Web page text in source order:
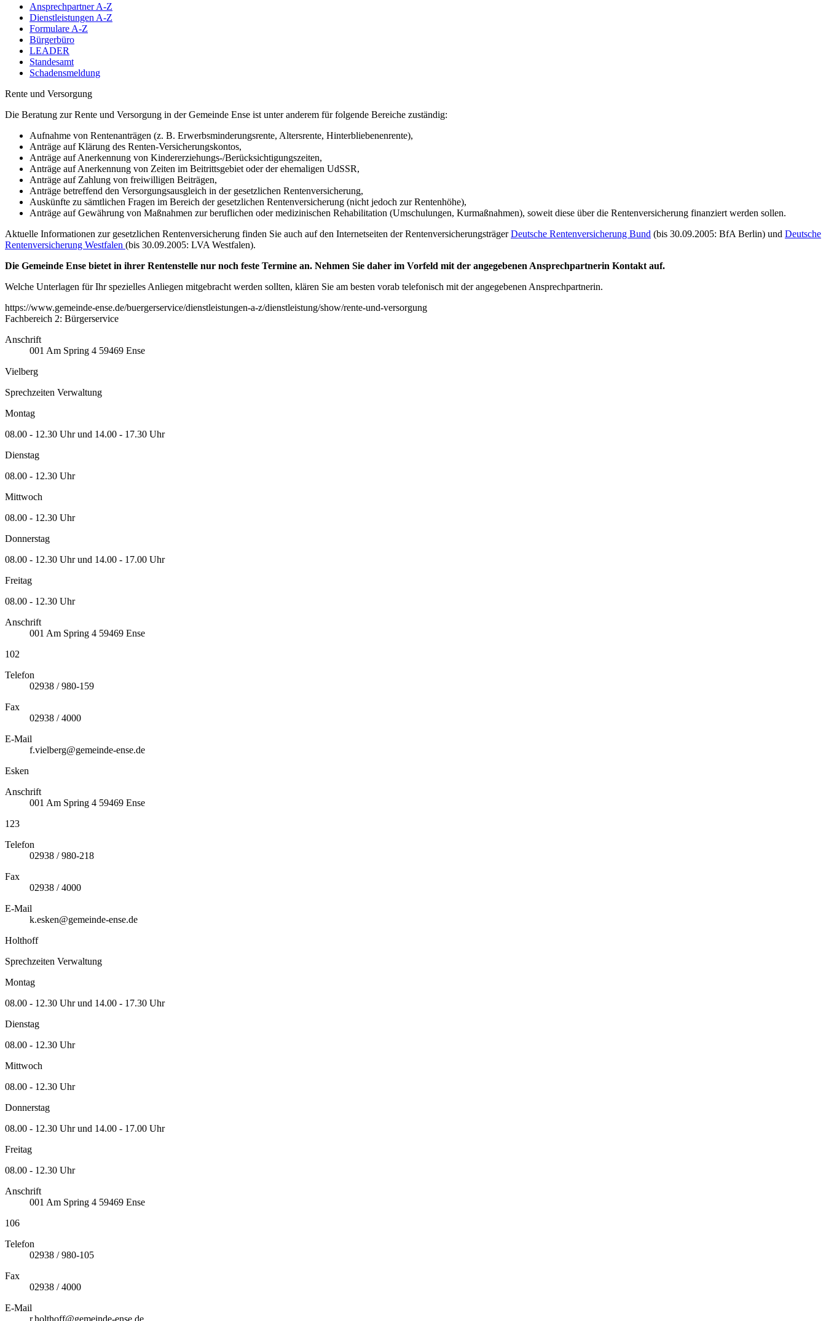
Ansprechpartner A-Z
Dienstleistungen A-Z
Formulare A-Z
Bürgerbüro
LEADER
Standesamt
Schadensmeldung
Rente und Versorgung
Die Beratung zur Rente und Versorgung in der Gemeinde Ense ist unter anderem für folgende Bereiche zuständig:
Aufnahme von Rentenanträgen (z. B. Erwerbsminderungsrente, Altersrente, Hinterbliebenenrente),
Anträge auf Klärung des Renten-Versicherungskontos,
Anträge auf Anerkennung von Kindererziehungs-/Berücksichtigungszeiten,
Anträge auf Anerkennung von Zeiten im Beitrittsgebiet oder der ehemaligen UdSSR,
Anträge auf Zahlung von freiwilligen Beiträgen,
Anträge betreffend den Versorgungsausgleich in der gesetzlichen Rentenversicherung,
Auskünfte zu sämtlichen Fragen im Bereich der gesetzlichen Rentenversicherung (nicht jedoch zur Rentenhöhe),
Anträge auf Gewährung von Maßnahmen zur beruflichen oder medizinischen Rehabilitation (Umschulungen, Kurmaßnahmen), soweit diese über die Rentenversicherung finanziert werden sollen.
Aktuelle Informationen zur gesetzlichen Rentenversicherung finden Sie auch auf den Internetseiten der RentenversicherungsträgerDeutsche Rentenversicherung Bund (bis 30.09.2005: BfA Berlin) und Deutsche
Rentenversicherung Westfalen (bis 30.09.2005: LVA Westfalen).
Die Gemeinde Ense bietet in ihrer Rentenstelle nur noch feste Termine an. Nehmen Sie daher im Vorfeld mit der angegebenen Ansprechpartnerin Kontakt auf.
Welche Unterlagen für Ihr spezielles Anliegen mitgebracht werden sollten, klären Sie am besten vorab telefonisch mit der angegebenen Ansprechpartnerin.
https://www.gemeinde-ense.de/buergerservice/dienstleistungen-a-z/dienstleistung/show/rente-und-versorgung
Fachbereich 2: Bürgerservice
Anschrift
001 Am Spring 4 59469 Ense
Vielberg
Sprechzeiten Verwaltung
Montag
08.00 - 12.30 Uhr und 14.00 - 17.30 Uhr
Dienstag
08.00 - 12.30 Uhr
Mittwoch
08.00 - 12.30 Uhr
Donnerstag
08.00 - 12.30 Uhr und 14.00 - 17.00 Uhr
Freitag
08.00 - 12.30 Uhr
Anschrift
001 Am Spring 4 59469 Ense
102
Telefon
02938 / 980-159
Fax
02938 / 4000
E-Mail
f.vielberg@gemeinde-ense.de
Esken
Anschrift
001 Am Spring 4 59469 Ense
123
Telefon
02938 / 980-218
Fax
02938 / 4000
E-Mail
k.esken@gemeinde-ense.de
Holthoff
Sprechzeiten Verwaltung
Montag
08.00 - 12.30 Uhr und 14.00 - 17.30 Uhr
Dienstag
08.00 - 12.30 Uhr
Mittwoch
08.00 - 12.30 Uhr
Donnerstag
08.00 - 12.30 Uhr und 14.00 - 17.00 Uhr
Freitag
08.00 - 12.30 Uhr
Anschrift
001 Am Spring 4 59469 Ense
106
Telefon
02938 / 980-105
Fax
02938 / 4000
E-Mail
r.holthoff@gemeinde-ense.de